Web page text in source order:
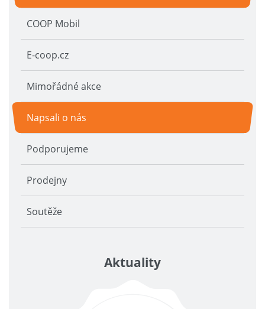
COOP Mobil
E-coop.cz
Mimořádné akce
Napsali o nás
Podporujeme
Prodejny
Soutěže
Aktuality